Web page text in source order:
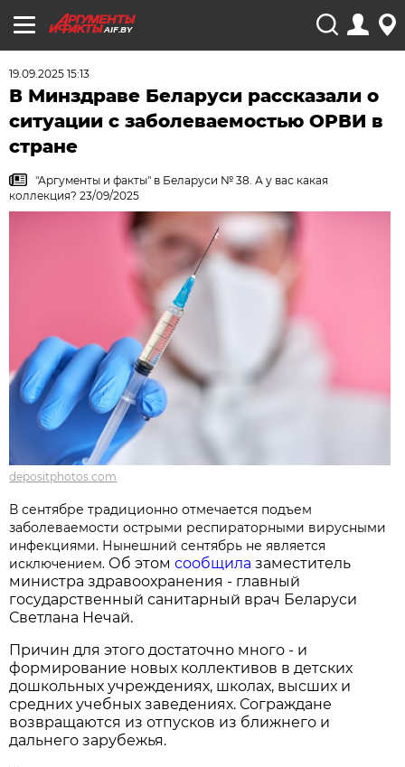
AIF.BY
19.09.2025 15:13
В Минздраве Беларуси рассказали о
ситуации с заболеваемостью ОРВИ в
стране
"Аргументы и факты" в Беларуси № 38. А у вас какая
коллекция? 23/09/2025
depositphotos.com
В сентябре традиционно отмечается подъем
заболеваемости острыми респираторными вирусными
инфекциями. Нынешний сентябрь не является
исключением. Об этомсообщила заместитель
министра здравоохранения - главный
государственный санитарный врач Беларуси
Светлана Нечай.
Причин для этого достаточно много - и
формирование новых коллективов в детских
дошкольных учреждениях, школах, высших и
средних учебных заведениях. Сограждане
возвращаются из отпусков из ближнего и
дальнего зарубежья.